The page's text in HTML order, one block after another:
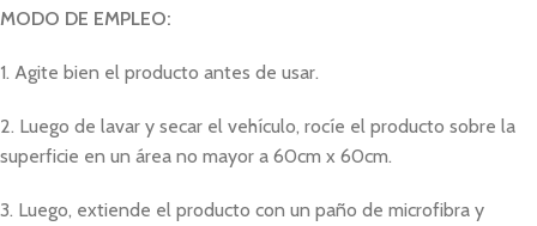
MODO DE EMPLEO:
1. Agite bien el producto antes de usar.
2. Luego de lavar y secar el vehículo, rocíe el producto sobre la
superficie en un área no mayor a 60cm x 60cm.
3. Luego, extiende el producto con un paño de microfibra y